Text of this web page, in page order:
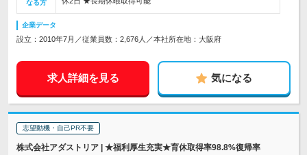
なる方
企業データ
設立：2010年7月／従業員数：2,676人／本社所在地：大阪府
求人詳細を見る 気になる
志望動機・自己PR不要
株式会社アダストリア | ★福利厚生充実★育休取得率98.8%復帰率